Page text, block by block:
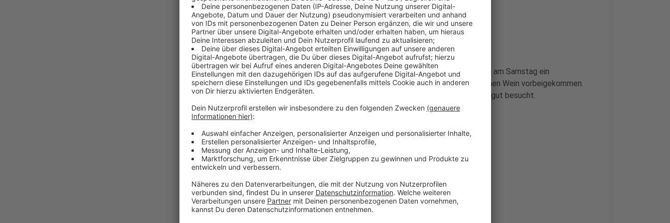
Gutes Wetter sorgt für gute Stimmung
Anzeige
Die Händler waren zufrieden, auch wenn es laut den Veranstaltern am Samstag ein
„Fußballloch“ gab. Danach seien aber wieder viele Besucher für einen Wein vorbeigekommen.
Hauptsächlich waren demnach auch die Handwerks-Marktstände gut besucht.
Mehr Nachrichten aus Leverkusen
Anzeige
Eltern der Leverkusener Musikschule kritisieren die Stadt